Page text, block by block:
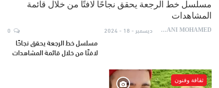
مسلسل خط الرجعة يحقق نجاحًا لافتًا من خلال قائمة
المشاهدات
AYDANI MOHAMED ديسمبر - 18 - 2024
مسلسل خط الرجعة يحقق نجاحًا
لافتًا من خلال قائمة المشاهدات
ثقافة وفنون